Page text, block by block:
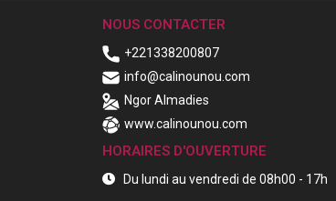
NOUS CONTACTER
+221338200807
info@calinounou.com
Ngor Almadies
www.calinounou.com
HORAIRES D'OUVERTURE
Du lundi au vendredi de 08h00 - 17h